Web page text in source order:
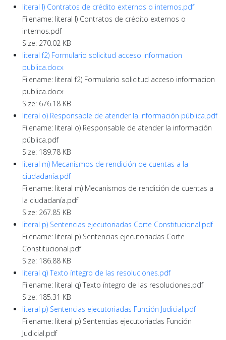
literal l) Contratos de crédito externos o internos.pdf
Filename: literal l) Contratos de crédito externos o
internos.pdf
Size: 270.02 KB
literal f2) Formulario solicitud acceso informacion
publica.docx
Filename: literal f2) Formulario solicitud acceso informacion
publica.docx
Size: 676.18 KB
literal o) Responsable de atender la información pública.pdf
Filename: literal o) Responsable de atender la información
pública.pdf
Size: 189.78 KB
literal m) Mecanismos de rendición de cuentas a la
ciudadanía.pdf
Filename: literal m) Mecanismos de rendición de cuentas a
la ciudadanía.pdf
Size: 267.85 KB
literal p) Sentencias ejecutoriadas Corte Constitucional.pdf
Filename: literal p) Sentencias ejecutoriadas Corte
Constitucional.pdf
Size: 186.88 KB
literal q) Texto íntegro de las resoluciones.pdf
Filename: literal q) Texto íntegro de las resoluciones.pdf
Size: 185.31 KB
literal p) Sentencias ejecutoriadas Función Judicial.pdf
Filename: literal p) Sentencias ejecutoriadas Función
Judicial.pdf